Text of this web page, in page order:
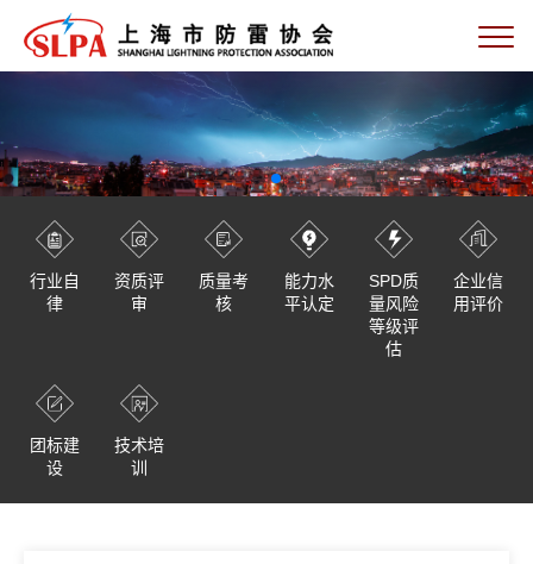
行业自
律
资质评
审
质量考
核
能力水
平认定
SPD质
量风险
等级评
估
企业信
用评价
团标建
设
技术培
训